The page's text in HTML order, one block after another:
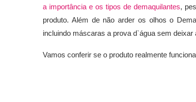
a importância e os tipos de demaquilantes,
produto. Além de não arder os olhos o
incluindo máscaras a prova d`água sem deixar
Vamos conferir se o produto realmente